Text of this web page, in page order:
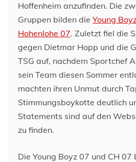
Hoffenheim anzufinden. Die
Gruppen bilden die Young
Hohenlohe 07. Zuletzt fiel die
gegen Dietmar Hopp und die
TSG auf, nachdem Sportchef
sein Team diesen Sommer
machten ihren Unmut durch
Stimmungsboykotte deutlich
Statements sind auf den
zu finden.
Die Young Boyz 07 und CH